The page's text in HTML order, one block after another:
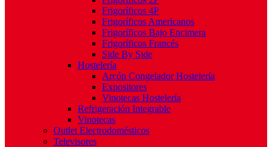
Frigoríficos 4P
Frigoríficos Americanos
Frigoríficos Bajo Encimera
Frigoríficos Francés
Side By Side
Hostelería
Arcón Congelador Hostelería
Expositores
Vinotecas Hostelería
Refrigeración Integrable
Vinotecas
Outlet Electrodomésticos
Televisores